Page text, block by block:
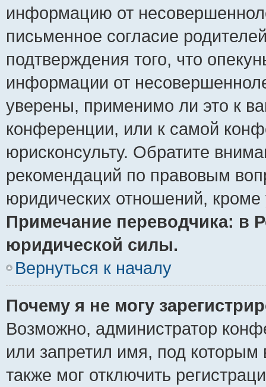
информацию от
письменное согласие
подтверждения того, что
информации от
уверены, применимо ли это к
конференции, или к самой
юрисконсульту. Обратите
рекомендаций по правовым
юридических отношений,
Примечание переводчика: в
юридической силы.
Вернуться к началу
Почему я не могу
Возможно, администратор
или запретил имя, под которым
также мог отключить